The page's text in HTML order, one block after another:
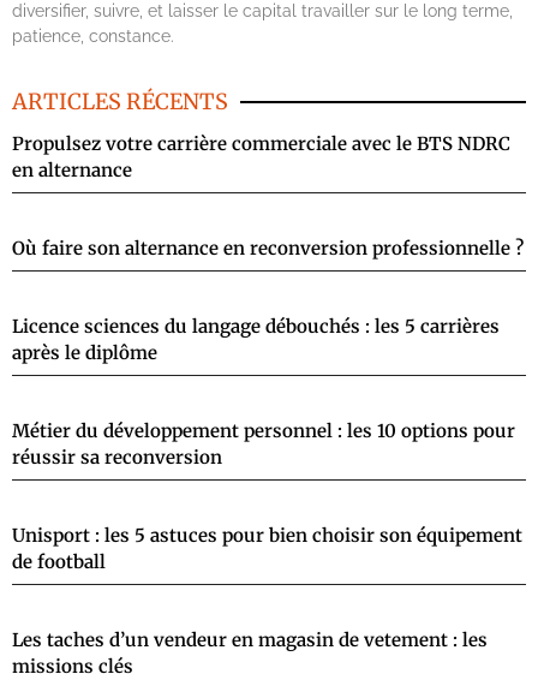
diversifier, suivre, et laisser le capital travailler sur le long terme,
patience, constance.
ARTICLES RÉCENTS
Propulsez votre carrière commerciale avec le BTS NDRC
en alternance
Où faire son alternance en reconversion professionnelle ?
Licence sciences du langage débouchés : les 5 carrières
après le diplôme
Métier du développement personnel : les 10 options pour
réussir sa reconversion
Unisport : les 5 astuces pour bien choisir son équipement
de football
Les taches d’un vendeur en magasin de vetement : les
missions clés